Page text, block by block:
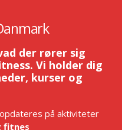
der rører sig
Vi holder dig
kurser og
på aktiviteter
fitnes